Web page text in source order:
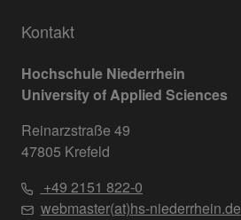
Kontakt
Hochschule Niederrhein
University of Applied Sciences
Reinarzstraße 49
47805 Krefeld
+49 2151 822-0
webmaster(at)hs-niederrhein.de